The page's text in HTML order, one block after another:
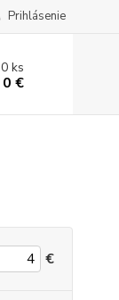
Prihlásenie
0ks
0 €
€